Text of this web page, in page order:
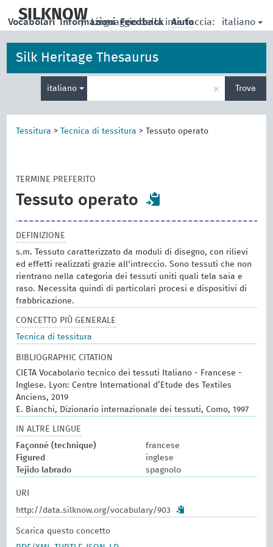
main
SILKNOW
| Linguaggio della interfaccia: italiano
Vocabolari Informazioni Feedback Aiuto
Silk Heritage Thesaurus
italiano
per
la
× Trova
Tessitura > Tecnica di tessitura > Tessuto operato
TERMINE PREFERITO
Tessuto operato
DEFINIZIONE
s.m. Tessuto caratterizzato da moduli di disegno, con rilievi
ed effetti realizzati grazie all'intreccio. Sono tessuti che non
rientrano nella categoria dei tessuti uniti quali tela saia e
raso. Necessita quindi di particolari procesi e dispositivi di
frabbricazione.
CONCETTO PIÙ GENERALE
Tecnica di tessitura
BIBLIOGRAPHIC CITATION
CIETA Vocabolario tecnico dei tessuti Italiano - Francese -
Inglese. Lyon: Centre International d’Etude des Textiles
Anciens, 2019
E. Bianchi, Dizionario internazionale dei tessuti, Como, 1997
IN ALTRE LINGUE
Façonné (technique)
francese
Figured
inglese
Tejido labrado
spagnolo
URI
http://data.silknow.org/vocabulary/903
Scarica questo concetto